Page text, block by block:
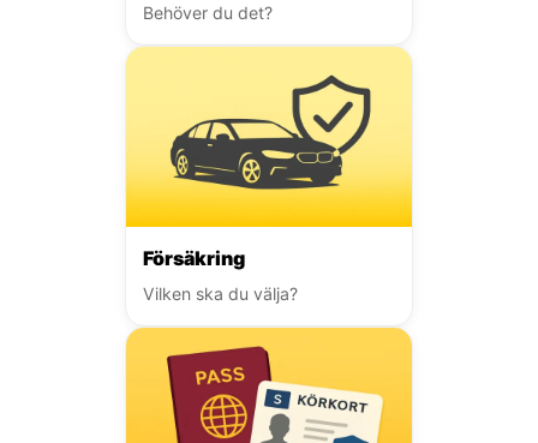
Behöver du det?
Försäkring
Vilken ska du välja?